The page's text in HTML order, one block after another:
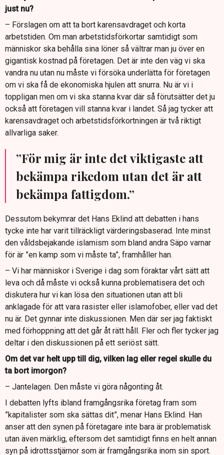
just nu?
– Förslagen om att ta bort karensavdraget och korta
arbetstiden. Om man arbetstidsförkortar samtidigt som
människor ska behålla sina löner så vältrar man ju över en
gigantisk kostnad på företagen. Det är inte den väg vi ska
vandra nu utan nu måste vi försöka underlätta för företagen
om vi ska få de ekonomiska hjulen att snurra. Nu är vi i
toppligan men om vi ska stanna kvar där så förutsätter det ju
också att företagen vill stanna kvar i landet. Så jag tycker att
karensavdraget och arbetstidsförkortningen är två riktigt
allvarliga saker.
”För mig är inte det viktigaste att
bekämpa rikedom utan det är att
bekämpa fattigdom.”
Dessutom bekymrar det Hans Eklind att debatten i hans
tycke inte har varit tillräckligt värderingsbaserad. Inte minst
den våldsbejakande islamism som bland andra Säpo varnar
för är ”en kamp som vi måste ta”, framhåller han.
– Vi har människor i Sverige i dag som föraktar vårt sätt att
leva och då måste vi också kunna problematisera det och
diskutera hur vi kan lösa den situationen utan att bli
anklagade för att vara rasister eller islamofober, eller vad det
nu är. Det gynnar inte diskussionen. Men där ser jag faktiskt
med förhoppning att det går åt rätt håll. Fler och fler tycker jag
deltar i den diskussionen på ett seriöst sätt.
Om det var helt upp till dig, vilken lag eller regel skulle du
ta bort imorgon?
– Jantelagen. Den måste vi göra någonting åt.
I debatten lyfts ibland framgångsrika företag fram som
”kapitalister som ska sättas dit”, menar Hans Eklind. Han
anser att den synen på företagare inte bara är problematisk
utan även märklig, eftersom det samtidigt finns en helt annan
syn på idrottsstjärnor som är framgångsrika inom sin sport.